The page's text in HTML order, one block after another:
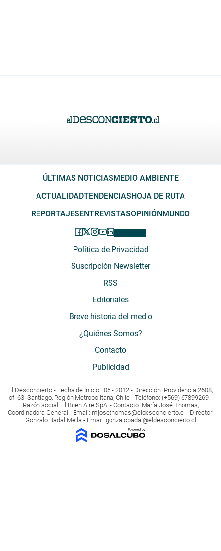
ÚLTIMAS NOTICIASMEDIO AMBIENTE
ACTUALIDADTENDENCIASHOJA DE RUTA
REPORTAJESENTREVISTASOPINIÓNMUNDO
Política de Privacidad
Suscripción Newsletter
RSS
Editoriales
Breve historia del medio
¿Quiénes Somos?
Contacto
Publicidad
El Desconcierto - Fecha de Inicio: 05 - 2012 - Dirección: Providencia 2608,
of. 63. Santiago, Región Metropolitana, Chile - Teléfono: (+569) 67899269 -
Razón social: El Buen Aire SpA. - Contacto: María José Thomas,
Coordinadora General - Email: mjosethomas@eldesconcierto.cl - Director:
Gonzalo Badal Mella - Email: gonzalobadal@eldesconcierto.cl